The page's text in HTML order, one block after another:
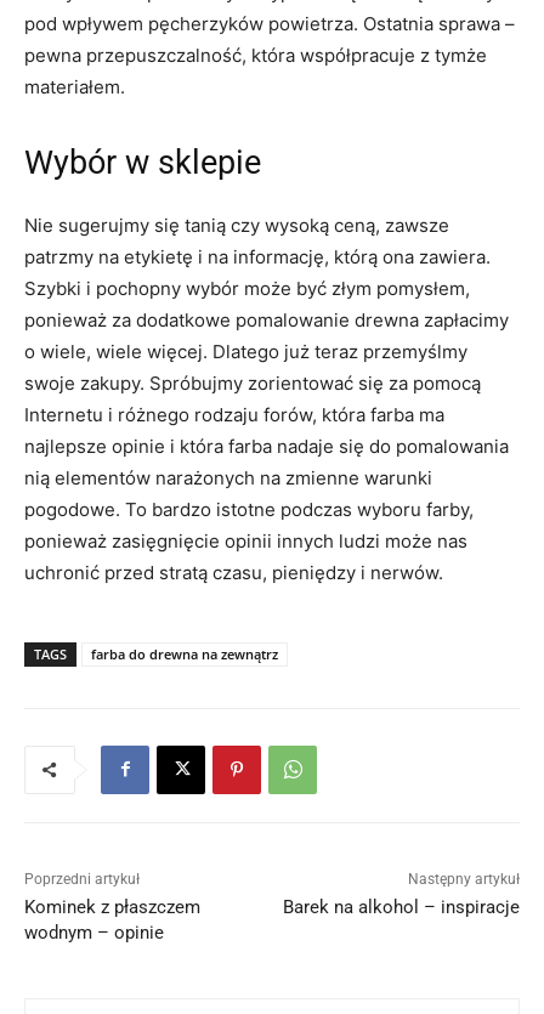
pod wpływem pęcherzyków powietrza. Ostatnia sprawa –
pewna przepuszczalność, która współpracuje z tymże
materiałem.
Wybór w sklepie
Nie sugerujmy się tanią czy wysoką ceną, zawsze
patrzmy na etykietę i na informację, którą ona zawiera.
Szybki i pochopny wybór może być złym pomysłem,
ponieważ za dodatkowe pomalowanie drewna zapłacimy
o wiele, wiele więcej. Dlatego już teraz przemyślmy
swoje zakupy. Spróbujmy zorientować się za pomocą
Internetu i różnego rodzaju forów, która farba ma
najlepsze opinie i która farba nadaje się do pomalowania
nią elementów narażonych na zmienne warunki
pogodowe. To bardzo istotne podczas wyboru farby,
ponieważ zasięgnięcie opinii innych ludzi może nas
uchronić przed stratą czasu, pieniędzy i nerwów.
TAGS farba do drewna na zewnątrz
Poprzedni artykuł
Kominek z płaszczem
wodnym – opinie
Następny artykuł
Barek na alkohol – inspiracje